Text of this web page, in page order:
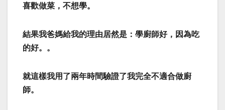
喜歡做菜，不想學。
結果我爸媽給我的理由居然是：學廚師好，因為吃
的好。。
就這樣我用了兩年時間驗證了我完全不適合做廚
師。